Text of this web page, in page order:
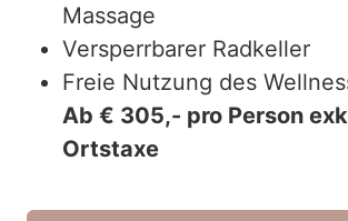
Massage
Versperrbarer Radkeller
Freie Nutzung des
Ab € 305,- pro Person
Ortstaxe